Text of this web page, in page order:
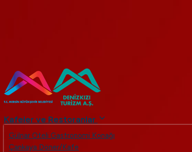
Kafeler ve Restoranlar
Gülnar Oteli Gastronomi Konağı
Çankaya Döner/Kafe